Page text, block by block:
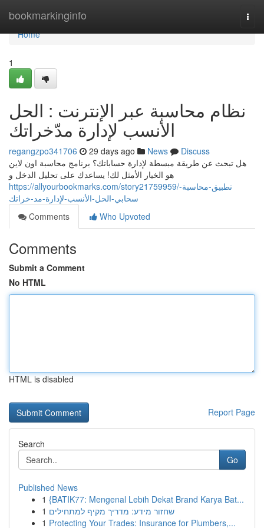
bookmarkinginfo
Home
Home
1
نظام محاسبة عبر الإنترنت : الحل
الأنسب لإدارة مدّخراتك
regangzpo341706 29 days ago News
Discuss
هل تبحث عن طريقة مبسطة لإدارة حساباتك؟ برنامج محاسبة اون لاين
هو الخيار الأمثل لك! يساعدك على تحليل الدخل و
https://allyourbookmarks.com/story21759959/تطبيق-محاسبة-
سحابي-الحل-الأنسب-لإدارة-مد-خراتك
Comments
Who Upvoted
Comments
Submit a Comment
No HTML
HTML is disabled
Report Page
Search
Go
Published News
1 {BATIK77: Mengenal Lebih Dekat Brand Karya Bat...
1 שחזור מידע: מדריך מקיף למתחילים
1 Protecting Your Trades: Insurance for Plumbers,...